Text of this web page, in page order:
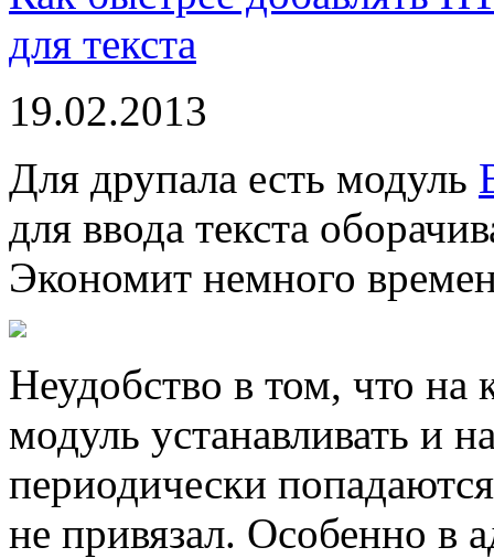
для текста
19.02.2013
Для друпала есть модуль
для ввода текста
Экономит немного
Неудобство в том, что
модуль устанавливать и
периодически
не привязал. Особенно в